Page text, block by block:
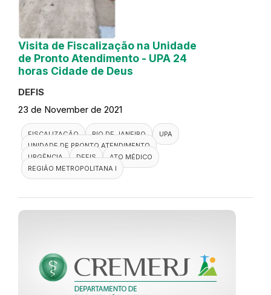
Visita de Fiscalização na Unidade
de Pronto Atendimento - UPA 24
horas Cidade de Deus
DEFIS
23 de November de 2021
FISCALIZAÇÃO RIO DE JANEIRO
UPA
UNIDADE DE PRONTO ATENDIMENTO
URGÊNCIA
DEFIS
ATO MÉDICO
REGIÃO METROPOLITANA I